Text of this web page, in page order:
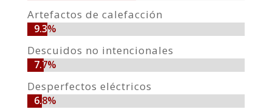
Artefactos de calefacción
9.3%
9.3%
Descuidos no intencionales
7.7%
7.7%
Desperfectos eléctricos
6.8%
6.8%